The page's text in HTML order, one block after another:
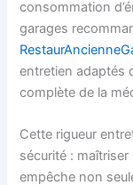
consommation
garages
entretien adaptés
complète de la
Cette rigueur
sécurité : maîtriser
empêche non